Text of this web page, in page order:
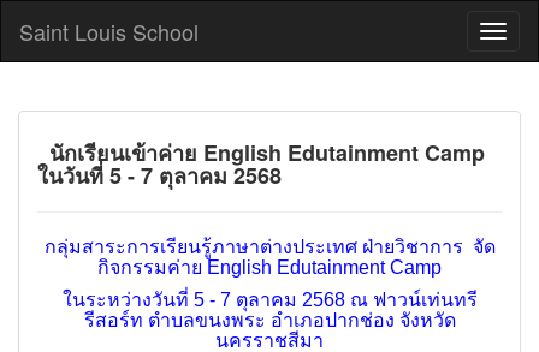
Saint Louis School
นักเรียนเข้าค่าย English Edutainment Camp
ในวันที่ 5 - 7 ตุลาคม 2568
กลุ่มสาระการเรียนรู้ภาษาต่างประเทศ ฝ่ายวิชาการ จัด
กิจกรรมค่าย English Edutainment Camp
ในระหว่างวันที่ 5 - 7 ตุลาคม 2568 ณ ฟาวน์เท่นทรี
รีสอร์ท ตำบลขนงพระ อำเภอปากช่อง จังหวัด
นครราชสีมา